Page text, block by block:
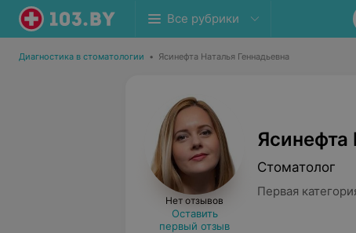
Все рубрики
Диагностика в стоматологии • Ясинефта Наталья Геннадьевна
Нет отзывов
Оставить
первый отзыв
Ясинефта
Стоматолог
Первая